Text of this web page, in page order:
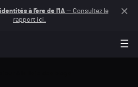
à l'ère de l'IA— Consultez le
rapport ici.